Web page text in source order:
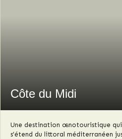
Côte du Midi
Une destination œnotouristique
s’étend du littoral méditerranéen